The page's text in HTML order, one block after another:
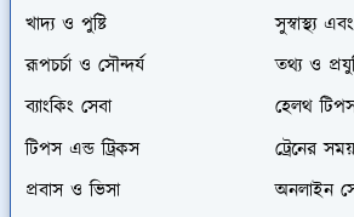
খাদ্য ও পুষ্টি
সুস্বাস্থ্য
রূপচর্চা ও সৌন্দর্য
তথ্য ও
ব্যাংকিং সেবা
হেলথ
টিপস এন্ড ট্রিকস
ট্রেনের
প্রবাস ও ভিসা
অনলাইন